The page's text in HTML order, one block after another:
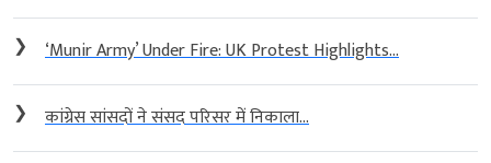
❯ ‘Munir Army’ Under Fire: UK Protest Highlights...
❯ कांग्रेस सांसदों ने संसद परिसर में निकाला...